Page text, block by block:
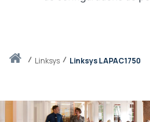
Accueillinksys Linksys LAPAC1750